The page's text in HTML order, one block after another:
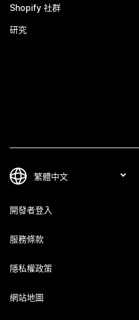
Shopify 社群
研究
開發者登入
服務條款
隱私權政策
網站地圖